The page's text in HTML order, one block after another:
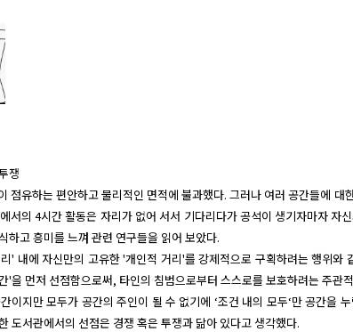
쟁
유하는 편안하고 물리적인 면적에 불과했다. 그러나 여러 공간들에
서의 4시간 활동은 자리가 없어 서서 기다리다가 공석이 생기자마자 자
하고 흥미를 느껴 관련 연구들을 읽어 보았다.
' 내에 자신만의 고유한 '개인적 거리'를 강제적으로 구획하려는 행위와
을 먼저 선점함으로써, 타인의 침범으로부터 스스로를 보호하려는 주관
이지만 모두가 공간의 주인이 될 수 없기에 ‘조건 내의 모두‘만 공간을
도서관에서의 선점은 경쟁 혹은 투쟁과 닮아 있다고 생각했다.